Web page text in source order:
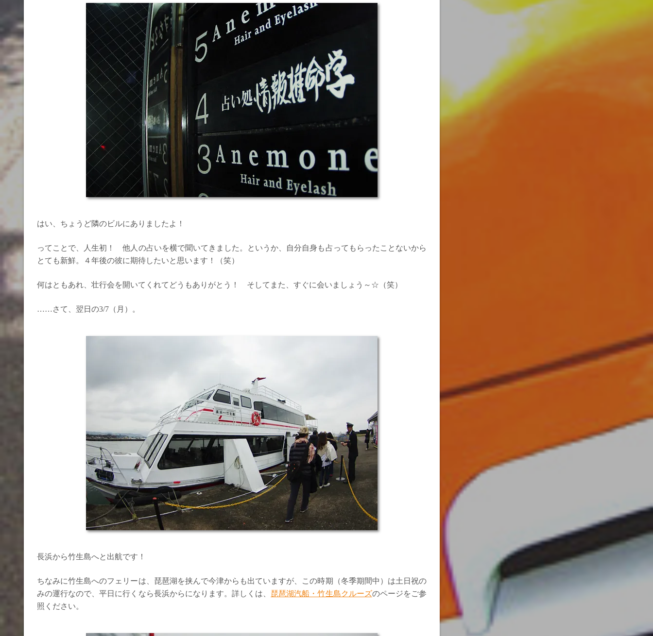
はい、ちょうど隣のビルにありましたよ！
ってことで、人生初！ 他人の占いを横で聞いてきました。というか、自分自身も占ってもらったことないから
とても新鮮。４年後の彼に期待したいと思います！（笑）
何はともあれ、壮行会を開いてくれてどうもありがとう！ そしてまた、すぐに会いましょう～☆（笑）
……さて、翌日の3/7（月）。
長浜から竹生島へと出航です！
ちなみに竹生島へのフェリーは、琵琶湖を挟んで今津からも出ていますが、この時期（冬季期間中）は土日祝の
みの運行なので、平日に行くなら長浜からになります。詳しくは、 琵琶湖汽船・竹生島クルーズのページをご参
照ください。